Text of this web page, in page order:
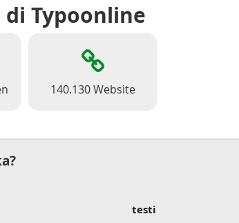
Typoonline
140.130 Website
testi